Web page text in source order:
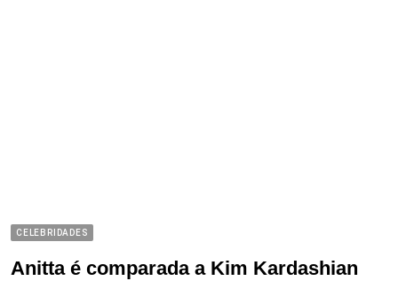
CELEBRIDADES
Anitta é comparada a Kim Kardashian